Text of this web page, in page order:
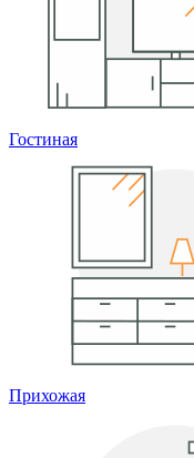
Гостиная
Прихожая